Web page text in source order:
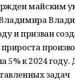
майским
и призван
5% к 2024 году.
задач